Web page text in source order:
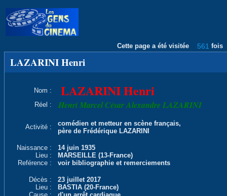
Cette page a été visitée 561 fois
LAZARINI Henri
Nom : LAZARINI Henri
Réel : Henri Marcel César Alexandre LAZARINI
Activité :
comédien et metteur en scène français,
père de Frédérique LAZARINI
Naissance :
14 juin 1935
Lieu :
MARSEILLE (13-France)
Reférence :
voir bibliographie et remerciements
Décès :
23 juillet 2017
Lieu :
BASTIA (20-France)